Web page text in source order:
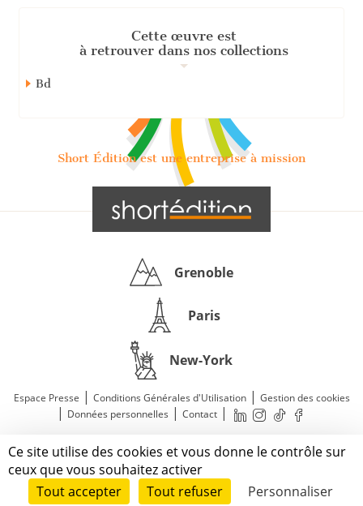
Ce site utilise des cookies et vous donne le contrôle sur
ceux que vous souhaitez activer
Tout accepter
Tout refuser Personnaliser
Cette œuvre est
à retrouver dans nos collections
Bd
Short Édition est une entreprise à mission
Grenoble
Paris
New-York
Espace Presse | Conditions Générales d'Utilisation| Gestion des cookies
| Données personnelles | Contact|
Mentions légales